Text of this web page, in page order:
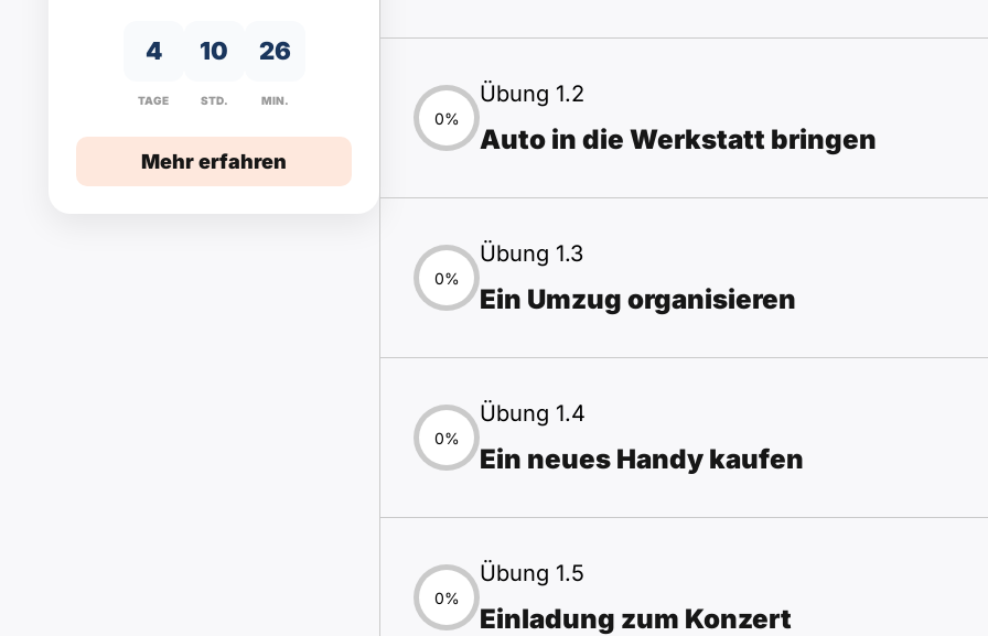
4
TAGE
10
STD.
26
MIN.
Mehr erfahren
0%
Übung 1.2
Auto in die Werkstatt bringen
0%
Übung 1.3
Ein Umzug organisieren
0%
Übung 1.4
Ein neues Handy kaufen
0%
Übung 1.5
Einladung zum Konzert